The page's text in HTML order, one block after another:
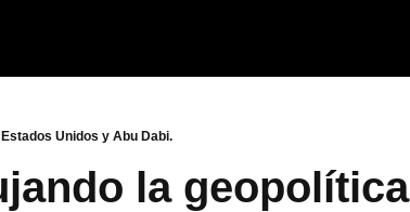
Unidos y Abu Dabi.
la geopolítica